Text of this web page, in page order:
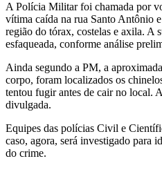
A Polícia Militar foi chamada por
vítima caída na rua Santo Antônio
região do tórax, costelas e axila. A
esfaqueada, conforme análise
Ainda segundo a PM, a
corpo, foram localizados os
tentou fugir antes de cair no local.
divulgada.
Equipes das polícias Civil e
caso, agora, será investigado para
do crime.